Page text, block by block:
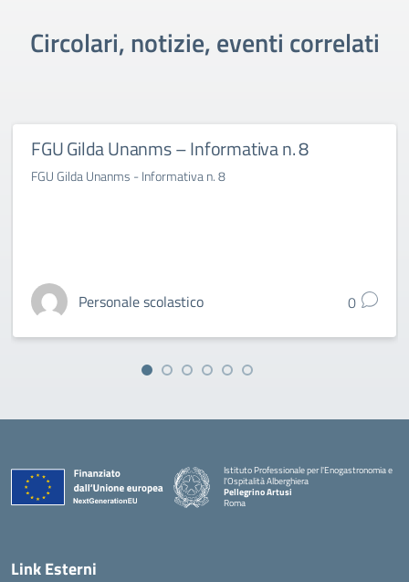
Circolari, notizie, eventi correlati
FGU Gilda Unanms – Informativa n. 8
FGU Gilda Unanms - Informativa n. 8
Personale scolastico 0
Istituto Professionale per l'Enogastronomia e
l'Ospitalità Alberghiera
Pellegrino Artusi
Roma
Link Esterni